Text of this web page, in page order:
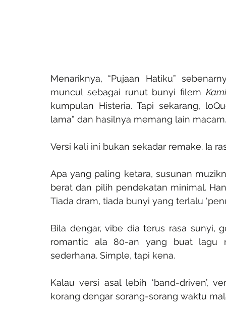
Menariknya, “Pujaan Hatiku”
muncul sebagai runut bunyi filem
kumpulan Histeria. Tapi sekarang,
lama” dan hasilnya memang lain macam.
Versi kali ini bukan sekadar remake. Ia
Apa yang paling ketara, susunan
berat dan pilih pendekatan minimal.
Tiada dram, tiada bunyi yang terlalu
Bila dengar, vibe dia terus rasa sunyi,
romantic ala 80-an yang buat lagu
sederhana. Simple, tapi kena.
Kalau versi asal lebih ‘band-driven’,
korang dengar sorang-sorang waktu